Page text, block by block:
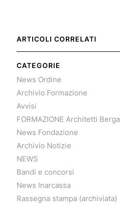
ARTICOLI CORRELATI
CATEGORIE
News Ordine
Archivio Formazione
Avvisi
FORMAZIONE Architetti
News Fondazione
Archivio Notizie
NEWS
Bandi e concorsi
News Inarcassa
Rassegna stampa (archiviata)